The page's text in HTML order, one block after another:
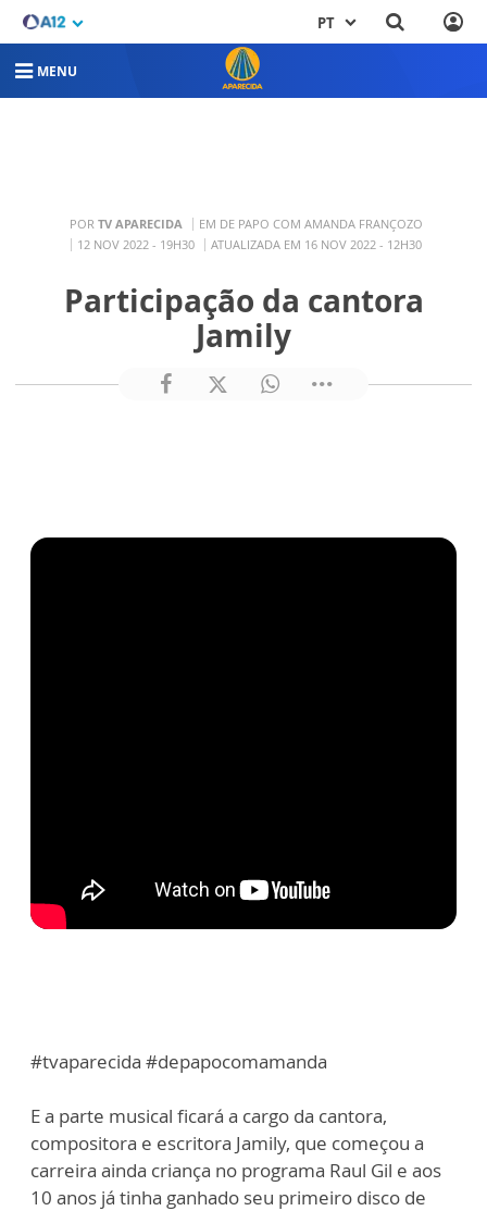
PT
MENU
POR TV APARECIDA
EM DE PAPO COM AMANDA FRANÇOZO
12 NOV 2022 - 19H30
ATUALIZADA EM 16 NOV 2022 - 12H30
Participação da cantora
Jamily
#tvaparecida #depapocomamanda
E a parte musical ficará a cargo da cantora,
compositora e escritora Jamily, que começou a
carreira ainda criança no programa Raul Gil e aos
10 anos já tinha ganhado seu primeiro disco de